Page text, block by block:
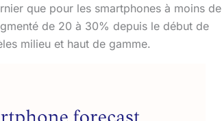
que pour les smartphones à moins de
de 20 à 30% depuis le début de
milieu et haut de gamme.